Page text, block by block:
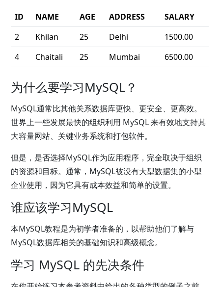
ID NAME AGE ADDRESS
SALARY
2
Khilan 25 Delhi
1500.00
4
Chaitali 25 Mumbai 6500.00
为什么要学习MySQL？
MySQL通常比其他关系数据库更快、更安全、更高效。
世界上一些发展最快的组织利用 MySQL 来有效地支持其
大容量网站、关键业务系统和打包软件。
但是，是否选择MySQL作为应用程序，完全取决于组织
的资源和目标。通常，MySQL被没有大型数据集的小型
企业使用，因为它具有成本效益和简单的设置。
谁应该学习MySQL
本MySQL教程是为初学者准备的，以帮助他们了解与
MySQL数据库相关的基础知识和高级概念。
学习 MySQL 的先决条件